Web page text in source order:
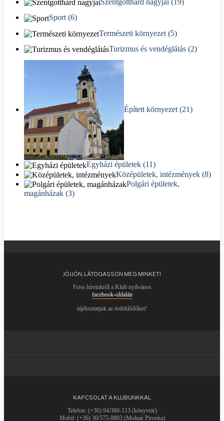
Szentgotthárd nagyjai (19)
Sport (6)
Természeti környezet (5)
Turizmus és vendéglátás (2)
Épített környezet (21)
Egyházi épületek (11)
Középületek, intézmények (8)
Polgári épületek,
magánházak (3)
JÖJJÖN, LÁTOGASSON MEG MINKET!
Friss híreinkről a Klub nyilvános
facebook-oldalán
tájékoztatjuk az érdeklődőket!
KAPCSOLAT A KLUBUNKKAL
Telefon: (+36) 94/380-113 (könyvtár)
Mobil: (+36) 30/575-0893 (Molnár Piroska)